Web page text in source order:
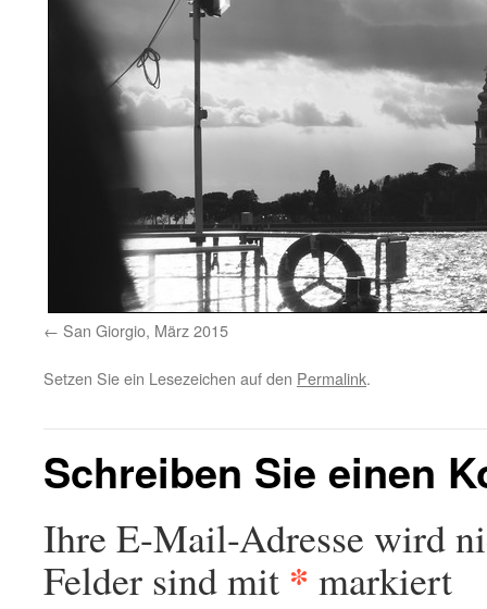
San Giorgio, März 2015
Setzen Sie ein Lesezeichen auf den Permalink.
Schreiben Sie einen
Ihre E-Mail-Adresse wird
Felder sind mit * markiert